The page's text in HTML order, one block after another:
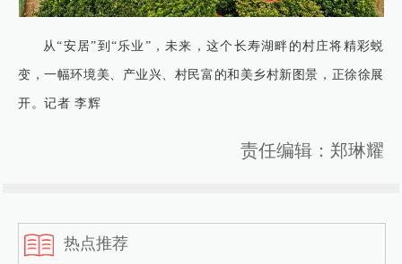
从“安居”到“乐业”，未来，这个长寿湖畔的村庄将精彩蜕
变，一幅环境美、产业兴、村民富的和美乡村新图景，正徐徐展
开。记者 李辉
责任编辑：郑琳耀
热点推荐